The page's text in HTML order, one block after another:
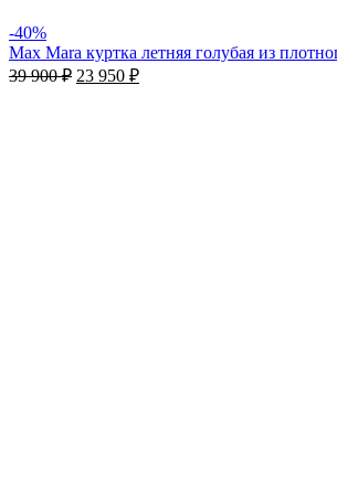
-40%
Мaх Mara куртка летняя голубая из
39 900₽ 23 950 ₽